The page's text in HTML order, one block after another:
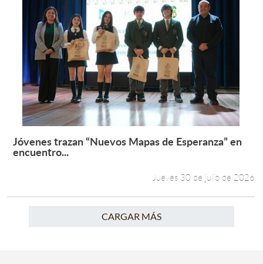
Leer más +
Jóvenes trazan “Nuevos Mapas de Esperanza” en
encuentro...
Jueves 30 de julio de 2026
CARGAR MÁS